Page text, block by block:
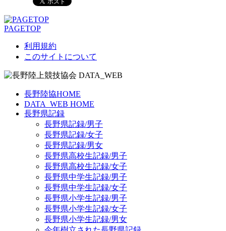
PAGETOP
利用規約
このサイトについて
長野陸協HOME
DATA_WEB HOME
長野県記録
長野県記録/男子
長野県記録/女子
長野県記録/男女
長野県高校生記録/男子
長野県高校生記録/女子
長野県中学生記録/男子
長野県中学生記録/女子
長野県小学生記録/男子
長野県小学生記録/女子
長野県小学生記録/男女